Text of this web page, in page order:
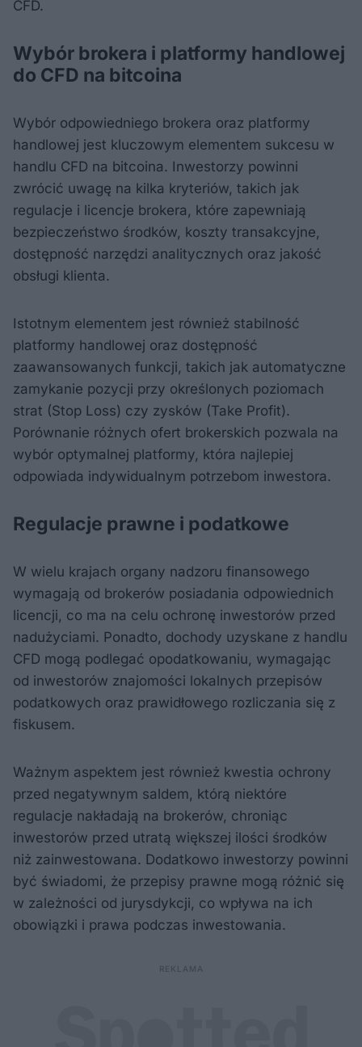
CFD.
Wybór brokera i platformy handlowej
do CFD na bitcoina
Wybór odpowiedniego brokera oraz platformy
handlowej jest kluczowym elementem sukcesu w
handlu CFD na bitcoina. Inwestorzy powinni
zwrócić uwagę na kilka kryteriów, takich jak
regulacje i licencje brokera, które zapewniają
bezpieczeństwo środków, koszty transakcyjne,
dostępność narzędzi analitycznych oraz jakość
obsługi klienta.
Istotnym elementem jest również stabilność
platformy handlowej oraz dostępność
zaawansowanych funkcji, takich jak automatyczne
zamykanie pozycji przy określonych poziomach
strat (Stop Loss) czy zysków (Take Profit).
Porównanie różnych ofert brokerskich pozwala na
wybór optymalnej platformy, która najlepiej
odpowiada indywidualnym potrzebom inwestora.
Regulacje prawne i podatkowe
W wielu krajach organy nadzoru finansowego
wymagają od brokerów posiadania odpowiednich
licencji, co ma na celu ochronę inwestorów przed
nadużyciami. Ponadto, dochody uzyskane z handlu
CFD mogą podlegać opodatkowaniu, wymagając
od inwestorów znajomości lokalnych przepisów
podatkowych oraz prawidłowego rozliczania się z
fiskusem.
Ważnym aspektem jest również kwestia ochrony
przed negatywnym saldem, którą niektóre
regulacje nakładają na brokerów, chroniąc
inwestorów przed utratą większej ilości środków
niż zainwestowana. Dodatkowo inwestorzy powinni
być świadomi, że przepisy prawne mogą różnić się
w zależności od jurysdykcji, co wpływa na ich
obowiązki i prawa podczas inwestowania.